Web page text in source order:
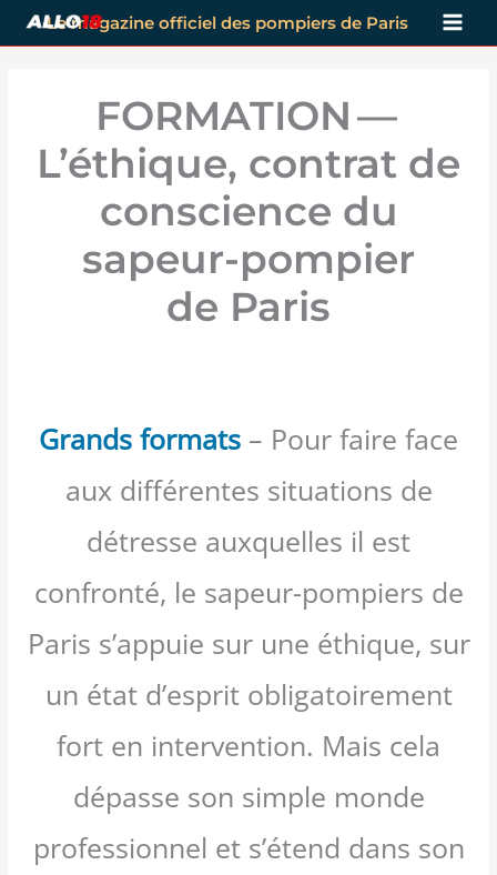
Aller
au
Le magazine officiel des pompiers de Paris
FORMATION —
L’éthique, contrat de
conscience du
sapeur-pompier
de Paris
Grands formats – Pour faire face
aux différentes situations de
détresse auxquelles il est
confronté, le sapeur-pompiers de
Paris s’appuie sur une éthique, sur
un état d’esprit obligatoirement
fort en intervention. Mais cela
dépasse son simple monde
professionnel et s’étend dans son